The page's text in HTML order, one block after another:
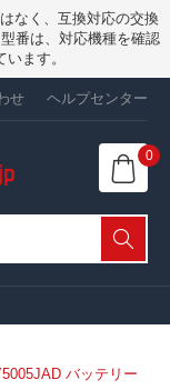
なく、互換対応の交換
番は、対応機種を確認
ます。
せ ヘルプセンター
0
バッテリー